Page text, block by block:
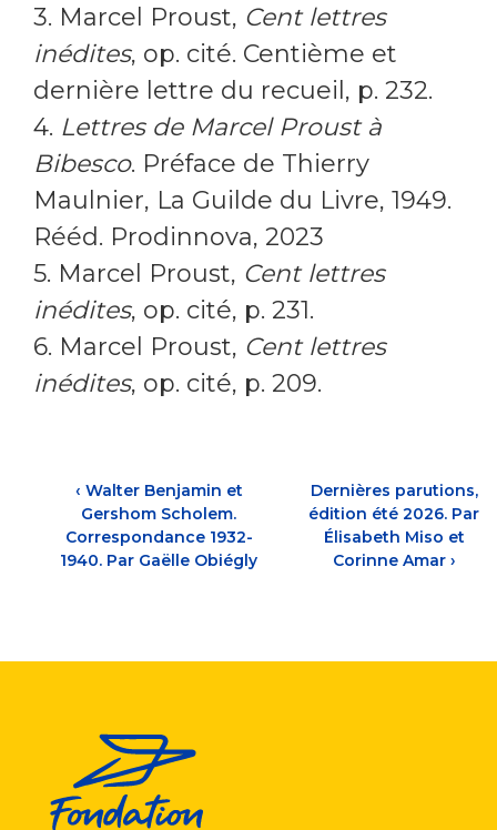
3. Marcel Proust, Cent lettres
inédites, op. cité. Centième et
dernière lettre du recueil, p. 232.
4. Lettres de Marcel Proust à
Bibesco. Préface de Thierry
Maulnier, La Guilde du Livre, 1949.
Rééd. Prodinnova, 2023
5. Marcel Proust, Cent lettres
inédites, op. cité, p. 231.
6. Marcel Proust, Cent lettres
inédites, op. cité, p. 209.
‹ Walter Benjamin et
Gershom Scholem.
Correspondance 1932-
1940. Par Gaëlle Obiégly
Dernières parutions,
édition été 2026. Par
Élisabeth Miso et
Corinne Amar ›